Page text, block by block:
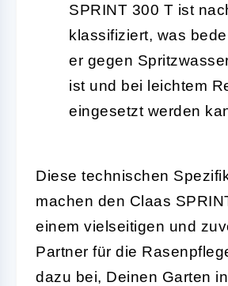
SPRINT 300 T ist
klassifiziert, was
er gegen
ist und bei leichtem
eingesetzt werden
Diese technischen
machen den Claas
einem vielseitigen und
Partner für die
dazu bei, Deinen Garten